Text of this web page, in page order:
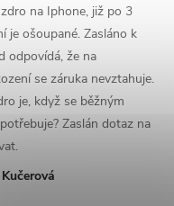
na Iphone, již po 3
je ošoupané. Zasláno k
odpovídá, že na
se záruka nevztahuje.
je, když se běžným
Zaslán dotaz na